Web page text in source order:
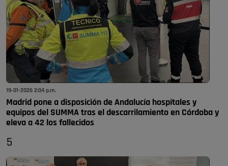
19-01-2026 2:04 p.m.
Madrid pone a disposición de Andalucía hospitales y
equipos del SUMMA tras el descarrilamiento en Córdoba y
eleva a 42 los fallecidos
5